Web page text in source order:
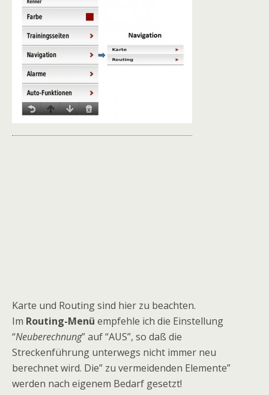
Karte und Routing sind hier zu beachten.
Im Routing-Menü empfehle ich die Einstellung
“Neuberechnung” auf “AUS”, so daß die
Streckenführung unterwegs nicht immer neu
berechnet wird. Die” zu vermeidenden Elemente”
werden nach eigenem Bedarf gesetzt!